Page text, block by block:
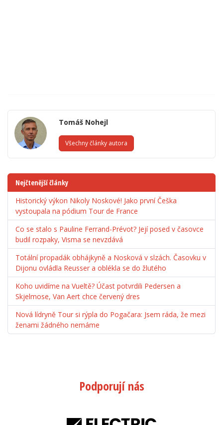
Tomáš Nohejl
Všechny články autora
Nejčtenější články
Historický výkon Nikoly Noskové! Jako první Češka
vystoupala na pódium Tour de France
Co se stalo s Pauline Ferrand-Prévot? Její posed v časovce
budil rozpaky, Visma se nevzdává
Totální propadák obhájkyně a Nosková v slzách. Časovku v
Dijonu ovládla Reusser a oblékla se do žlutého
Koho uvidíme na Vueltě? Účast potvrdili Pedersen a
Skjelmose, Van Aert chce červený dres
Nová lídryně Tour si rýpla do Pogačara: Jsem ráda, že mezi
ženami žádného nemáme
Podporují nás